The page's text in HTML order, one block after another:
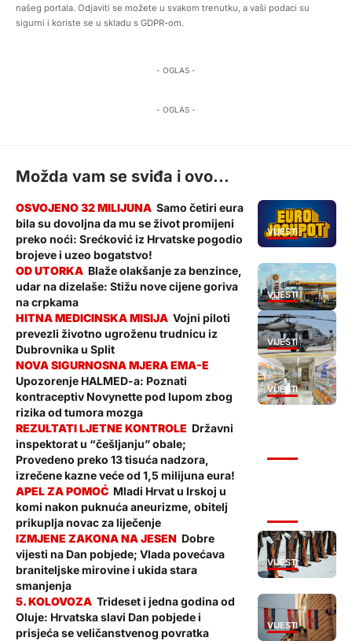
našeg portala. Odjaviti se možete u svakom trenutku, a vaši podaci su
sigurni i koriste se u skladu s GDPR-om.
- OGLAS -
- OGLAS -
Možda vam se sviđa i ovo...
VIJESTI
Samo četiri eura
bila su dovoljna da mu se život promijeni
preko noći: Srećković iz Hrvatske pogodio
brojeve i uzeo bogatstvo!
VIJESTI
Blaže olakšanje za benzince,
udar na dizelaše: Stižu nove cijene goriva
na crpkama
VIJESTI
Vojni piloti
prevezli životno ugroženu trudnicu iz
Dubrovnika u Split
VIJESTI
Upozorenje HALMED-a: Poznati
kontraceptiv Novynette pod lupom zbog
rizika od tumora mozga
Državni
inspektorat u “češljanju” obale;
Provedeno preko 13 tisuća nadzora,
izrečene kazne veće od 1,5 milijuna eura!
Mladi Hrvat u Irskoj u
komi nakon puknuća aneurizme, obitelj
prikuplja novac za liječenje
VIJESTI
Dobre
vijesti na Dan pobjede; Vlada povećava
braniteljske mirovine i ukida stara
smanjenja
VIJESTI
Trideset i jedna godina od
Oluje: Hrvatska slavi Dan pobjede i
prisjeća se veličanstvenog povratka